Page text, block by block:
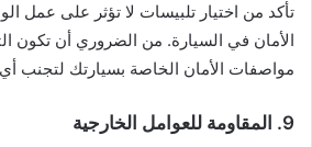
تأكد من اختيار تلبيسات لا تؤثر على عمل
الأمان في السيارة. من الضروري أن تكون
مواصفات الأمان الخاصة بسيارتك لتجنب
9. المقاومة للعوامل الخارجية